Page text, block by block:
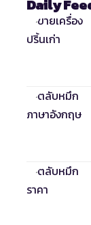
Daily